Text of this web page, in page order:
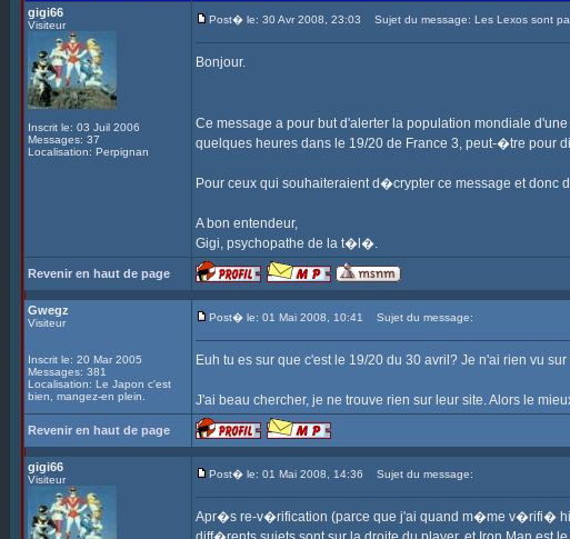
gigi66
Visiteur
Inscrit le: 03 Juil 2006
Messages: 37
Localisation: Perpignan
Post� le: 30 Avr 2008, 23:03 Sujet du message: Les Lexos sont
Bonjour.
Ce message a pour but d'alerter la population mondiale
quelques heures dans le 19/20 de France 3, peut-�tre pour
Pour ceux qui souhaiteraient d�crypter ce message et
A bon entendeur,
Gigi, psychopathe de la t�l�.
Revenir en haut de page
Gwegz
Visiteur
Inscrit le: 20 Mar 2005
Messages: 381
Localisation: Le Japon c'est
bien, mangez-en plein.
Post� le: 01 Mai 2008, 10:41 Sujet du message:
Euh tu es sur que c'est le 19/20 du 30 avril? Je n'ai rien vu
J'ai beau chercher, je ne trouve rien sur leur site. Alors le
Revenir en haut de page
gigi66
Visiteur Post� le: 01 Mai 2008, 14:36 Sujet du message:
Apr�s re-v�rification (parce que j'ai quand m�me v�rifi�